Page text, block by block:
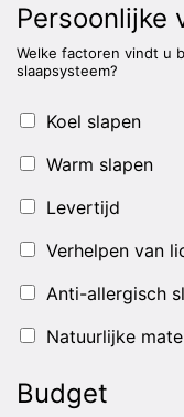
Persoonlijke
Welke factoren vindt u
slaapsysteem?
Koel slapen
Warm slapen
Levertijd
Verhelpen van
Anti-allergisch
Natuurlijke
Budget